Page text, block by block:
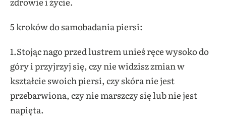
5 kroków do samobadania piersi:
1.Stojąc nago przed lustrem unieś ręce wysoko do
góry i przyjrzyj się, czy nie widzisz zmian w
kształcie swoich piersi, czy skóra nie jest
przebarwiona, czy nie marszczy się lub nie jest
napięta.